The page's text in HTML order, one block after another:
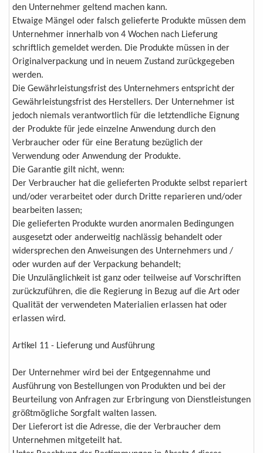
den Unternehmer geltend machen kann.
Etwaige Mängel oder falsch gelieferte Produkte müssen dem
Unternehmer innerhalb von 4 Wochen nach Lieferung
schriftlich gemeldet werden. Die Produkte müssen in der
Originalverpackung und in neuem Zustand zurückgegeben
werden.
Die Gewährleistungsfrist des Unternehmers entspricht der
Gewährleistungsfrist des Herstellers. Der Unternehmer ist
jedoch niemals verantwortlich für die letztendliche Eignung
der Produkte für jede einzelne Anwendung durch den
Verbraucher oder für eine Beratung bezüglich der
Verwendung oder Anwendung der Produkte.
Die Garantie gilt nicht, wenn:
Der Verbraucher hat die gelieferten Produkte selbst repariert
und/oder verarbeitet oder durch Dritte reparieren und/oder
bearbeiten lassen;
Die gelieferten Produkte wurden anormalen Bedingungen
ausgesetzt oder anderweitig nachlässig behandelt oder
widersprechen den Anweisungen des Unternehmers und /
oder wurden auf der Verpackung behandelt;
Die Unzulänglichkeit ist ganz oder teilweise auf Vorschriften
zurückzuführen, die die Regierung in Bezug auf die Art oder
Qualität der verwendeten Materialien erlassen hat oder
erlassen wird.
Artikel 11 - Lieferung und Ausführung
Der Unternehmer wird bei der Entgegennahme und
Ausführung von Bestellungen von Produkten und bei der
Beurteilung von Anfragen zur Erbringung von Dienstleistungen
größtmögliche Sorgfalt walten lassen.
Der Lieferort ist die Adresse, die der Verbraucher dem
Unternehmen mitgeteilt hat.